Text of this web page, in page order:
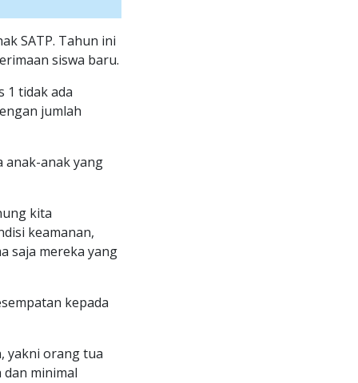
SATP. Tahun ini
siswa baru.
1 tidak ada
jumlah
anak-anak yang
kita
keamanan,
saja mereka yang
kepada
yakni orang tua
minimal